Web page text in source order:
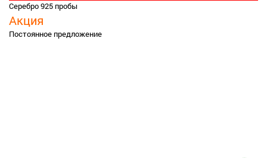
Серебро 925 пробы
Акция
Постоянное предложение